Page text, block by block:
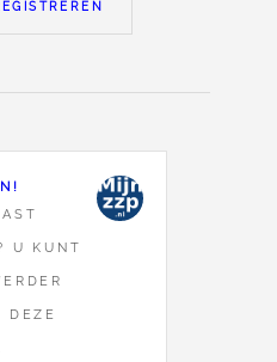
U KUNT
DEZE